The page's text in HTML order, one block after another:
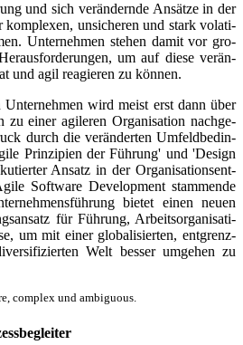
und sich ver­än­dern­de Ansät­ze in der
kom­ple­xen, unsi­che­ren und stark vola­ti­
Unter­nehmen ste­hen damit vor gro­
um auf die­se ver­än­
und agil reagie­ren zu können.
wird meist erst dann über
zu einer agi­le­ren Organi­sation nach­ge­
durch die ver­än­der­ten Umfeld­be­din­
Prin­zi­pi­en der Füh­rung' und 'Design
Ansatz in der Organi­sations­ent­
Soft­ware Deve­lo­p­ment stam­men­de
bie­tet einen neu­en
für Füh­rung, Arbeits­or­ga­ni­sa­ti­
um mit einer glo­ba­li­sier­ten, ent­grenz­
Welt bes­ser umge­hen zu
com­plex und ambiguous.